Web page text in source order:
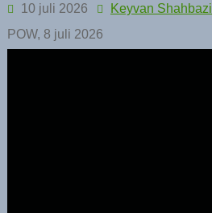
10 juli 2026
Keyvan Shahbazi
POW, 8 juli 2026